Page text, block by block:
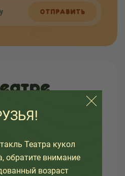
ОТПРАВИТЬ
театр в разное время, а
изменения ждут его.
много интересной
театра и о закулисной
жизни.
Театра кукол
обратите внимание
возраст